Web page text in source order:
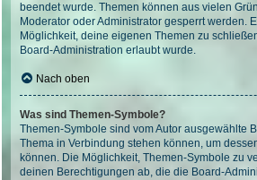
beendet wurde. Themen können aus vielen
Moderator oder Administrator gesperrt werden.
Möglichkeit, deine eigenen Themen zu
Board-Administration erlaubt wurde.
Nach oben
Was sind Themen-Symbole?
Themen-Symbole sind vom Autor ausgewählte
Thema in Verbindung stehen können, um
können. Die Möglichkeit, Themen-Symbole zu
deinen Berechtigungen ab, die die Board-